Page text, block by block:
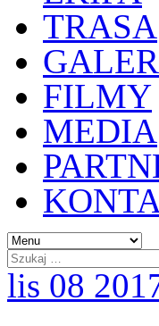
TRASA
FILMY
MEDIA
lis 08